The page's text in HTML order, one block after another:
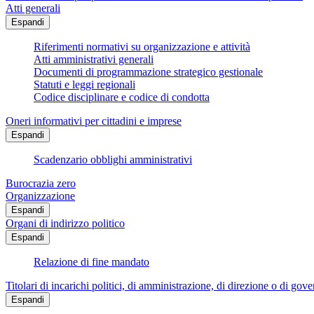
Atti generali
Espandi
Riferimenti normativi su organizzazione e attività
Atti amministrativi generali
Documenti di programmazione strategico gestionale
Statuti e leggi regionali
Codice disciplinare e codice di condotta
Oneri informativi per cittadini e imprese
Espandi
Scadenzario obblighi amministrativi
Burocrazia zero
Organizzazione
Espandi
Organi di indirizzo politico
Espandi
Relazione di fine mandato
Titolari di incarichi politici, di amministrazione, di direzione o di
Espandi